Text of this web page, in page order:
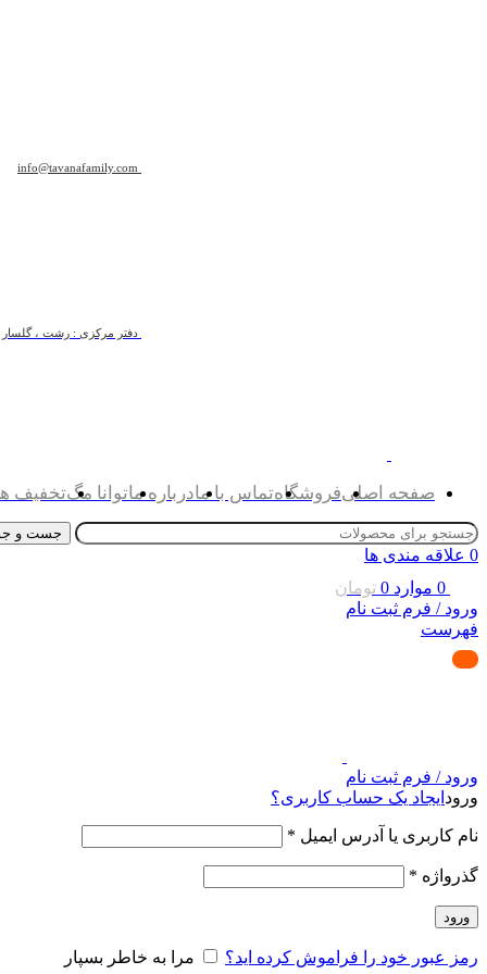
دفتر مرکزی : رشت ، گلسار ،
صفحه اصلیفروشگاهتماس با مادرباره ماتوانا مگتخفیف
جست و
0 علاقه مندی ها
0 موارد 0 تومان
ورود / فرم ثبت نام
فهرست
ورود / فرم ثبت نام
ورود ایجاد یک حساب کاربری؟
نام کاربری یا آدرس ایمیل *
گذرواژه *
ورود
رمز عبور خود را فراموش کرده اید؟ مرا به خاطر بسپار